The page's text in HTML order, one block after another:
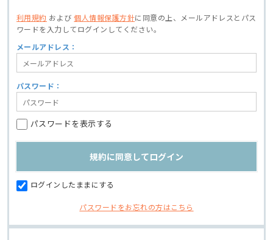
利用規約 および個人情報保護方針に同意の上、
メールアドレスとパス
ワードを入力してログインしてください。
メールアドレス：
パスワード：
パスワードを表示する
ログインしたままにする
パスワードをお忘れの方はこちら